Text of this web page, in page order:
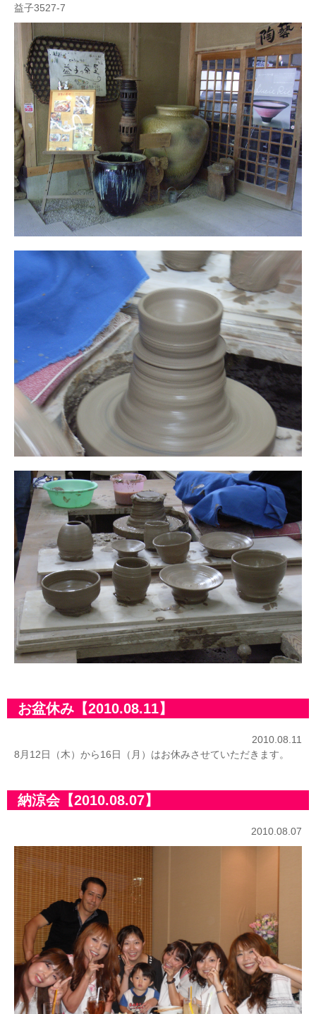
益子3527-7
お盆休み【2010.08.11】
2010.08.11
8月12日（木）から16日（月）はお休みさせていただきます。
納涼会【2010.08.07】
2010.08.07